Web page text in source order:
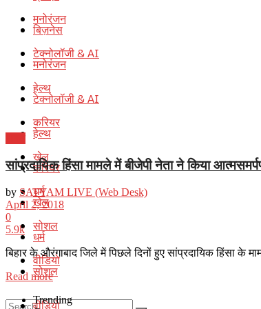
मनोरंजन
टेक्नोलॉजी & AI
हेल्थ
करियर
खेल
धर्म
सोशल
वीडियो
बिज़नेस
मनोरंजन
टेक्नोलॉजी & AI
हेल्थ
करियर
खेल
धर्म
सोशल
वीडियो
सांप्रदायिक हिंसा मामले में बीजेपी नेता ने किया
by SATYAM LIVE (Web Desk)
April 2, 2018
0
5.9k
बिहार के औरंगाबाद जिले में पिछले दिनों हुए सांप्रदायिक हिंसा के
Read moreDetails
Trending